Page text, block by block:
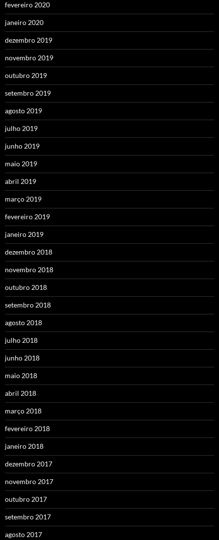
fevereiro 2020
janeiro 2020
dezembro 2019
novembro 2019
outubro 2019
setembro 2019
agosto 2019
julho 2019
junho 2019
maio 2019
abril 2019
março 2019
fevereiro 2019
janeiro 2019
dezembro 2018
novembro 2018
outubro 2018
setembro 2018
agosto 2018
julho 2018
junho 2018
maio 2018
abril 2018
março 2018
fevereiro 2018
janeiro 2018
dezembro 2017
novembro 2017
outubro 2017
setembro 2017
agosto 2017